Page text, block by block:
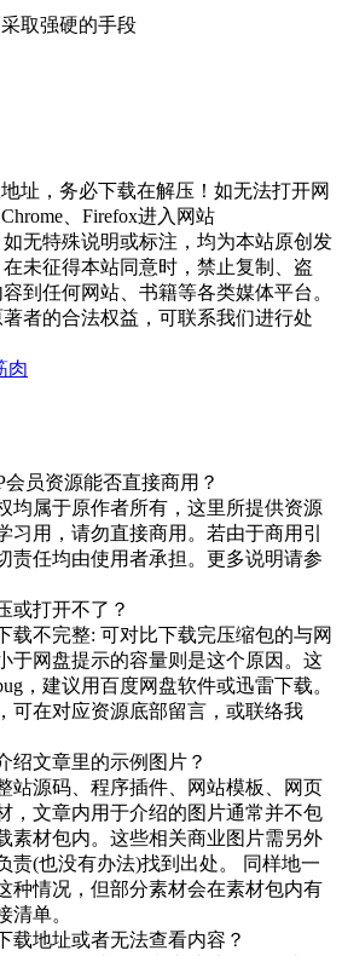
取强硬的手段
址，务必下载在解压！如无法打开网
、Firefox进入网站
无特殊说明或标注，均为本站原创发
未征得本站同意时，禁止复制、盗
到任何网站、书籍等各类媒体平台。
者的合法权益，可联系我们进行处
肉
员资源能否直接商用？
均属于原作者所有，这里所提供资源
习用，请勿直接商用。若由于商用引
责任均由使用者承担。更多说明请参
或打开不了？
载不完整: 可对比下载完压缩包的与网
于网盘提示的容量则是这个原因。这
，建议用百度网盘软件或迅雷下载。
可在对应资源底部留言，或联络我
绍文章里的示例图片？
站源码、程序插件、网站模板、网页
，文章内用于介绍的图片通常并不包
素材包内。这些相关商业图片需另外
责(也没有办法)找到出处。 同样地一
种情况，但部分素材会在素材包内有
清单。
载地址或者无法查看内容？